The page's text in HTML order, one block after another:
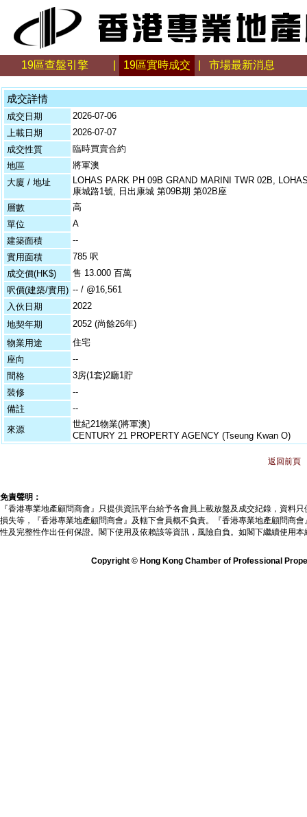
19區查盤引擎 19區實時成交 市場最新消息
成交詳情
成交日期
2026-07-06
上載日期
2026-07-07
成交性質
臨時買賣合約
地區
將軍澳
大廈 / 地址
LOHAS PARK PH 09B GRAND MARINI TWR 02B,
康城路1號, 日出康城 第09B期 第02B座
層數
高
單位
A
建築面積
--
實用面積
785 呎
成交價(HK$)
售 13.000 百萬
呎價(建築/實用) -- / @16,561
入伙日期
2022
地契年期
2052 (尚餘26年)
物業用途
住宅
座向
--
間格
3房(1套)2廳1貯
裝修
--
備註
--
來源
世紀21物業(將軍澳)
CENTURY 21 PROPERTY AGENCY (Tseung Kwan O)
返回前頁
免責聲明：
『香港專業地產顧問商會』只提供資訊平台給予各會員上載放盤及成交紀錄，資料
損失等，『香港專業地產顧問商會』及轄下會員概不負責。『香港專業地產顧問商
性及完整性作出任何保證。閣下使用及依賴該等資訊，風險自負。如閣下繼續使用
Copyright © Hong Kong Chamber of Professional